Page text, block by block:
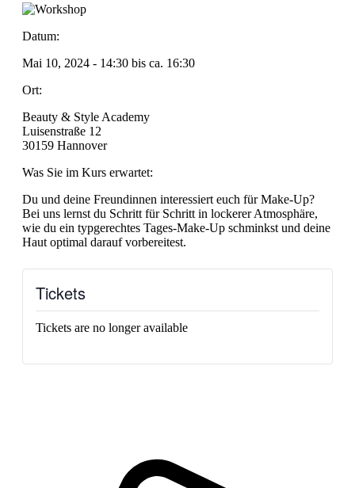
Datum:
Mai 10, 2024 - 14:30 bis ca. 16:30
Ort:
Beauty & Style Academy
Luisenstraße 12
30159 Hannover
Was Sie im Kurs erwartet:
Du und deine Freundinnen interessiert euch für Make-Up?
Bei uns lernst du Schritt für Schritt in lockerer Atmosphäre,
wie du ein typgerechtes Tages-Make-Up schminkst und deine
Haut optimal darauf vorbereitest.
Tickets
Tickets are no longer available